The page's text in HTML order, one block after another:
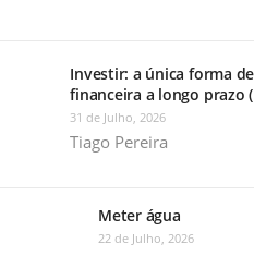
Investir: a única forma
financeira a longo prazo
31 de Julho, 2026
Tiago Pereira
Meter água
22 de Julho, 2026